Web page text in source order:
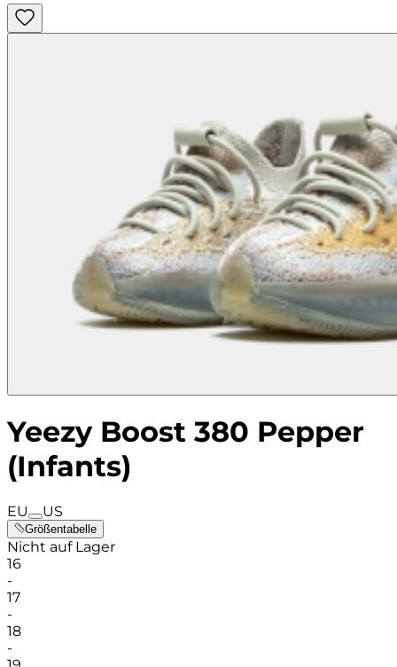
Yeezy Boost 380 Pepper
(Infants)
EU US
Größentabelle
Nicht auf Lager
16
-
17
-
18
-